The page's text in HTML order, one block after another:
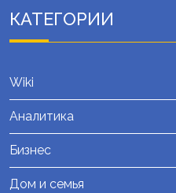
КАТЕГОРИИ
Wiki
Аналитика
Бизнес
Дом и семья